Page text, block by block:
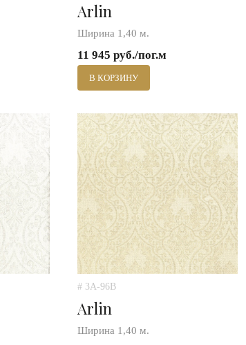
Arlin
Ширина 1,40 м.
11 945 руб./пог.м
В КОРЗИНУ
# 3A-96B
Arlin
Ширина 1,40 м.